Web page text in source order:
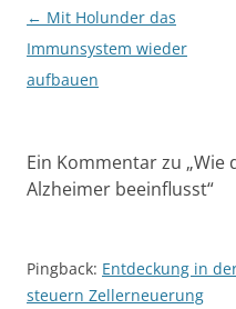
Beitragsnavigation
← Mit Holunder das
Immunsystem wieder
aufbauen
Ein Kommentar zu „Wie
Alzheimer beeinflusst“
Pingback: Entdeckung in
steuern Zellerneuerung